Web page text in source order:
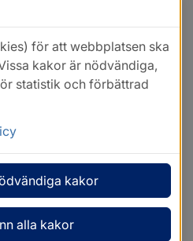
för att webbplatsen ska
kakor är nödvändiga,
statistik och förbättrad
kakor
alla kakor